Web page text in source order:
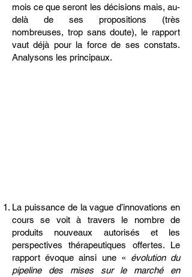
mois ce que seront les décisions mais, au-
delà de ses propositions (très
nombreuses, trop sans doute), le rapport
vaut déjà pour la force de ses constats.
Analysons les principaux.
La puissance de la vague d’innovations en
cours se voit à travers le nombre de
produits nouveaux autorisés et les
perspectives thérapeutiques offertes. Le
rapport évoque ainsi une « évolution du
pipeline des mises sur le marché en